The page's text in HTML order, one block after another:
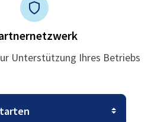
Unterstützung Ihres Betriebs